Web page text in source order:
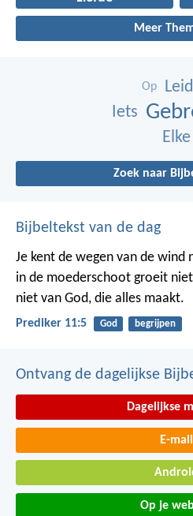
Meer
Op
Iets
Elke
Zoek naar
Bijbeltekst van de dag
Je kent de wegen van de wind
in de moederschoot groeit
niet van God, die alles maakt.
Prediker 11:5 God begrijpen
Ontvang de dagelijkse
Dagelijkse
E-mail
Op je